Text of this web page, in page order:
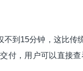
到15分钟，这比传
付，用户可以直接